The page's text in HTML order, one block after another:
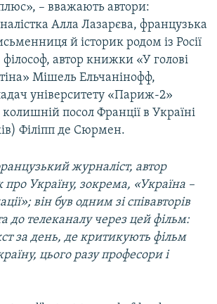
– вважають автори:
Алла Лазарєва, французька
й історик родом із Росії
автор книжки «У голові
Мішель Ельчанінофф,
університету «Париж-2»
колишній посол Франції в Україні
Філіпп де Сюрмен.
журналіст, автор
Україну, зокрема, «Україна –
він був одним зі співавторів
до телеканалу через цей фільм:
за день, де критикують фільм
цього разу професори і